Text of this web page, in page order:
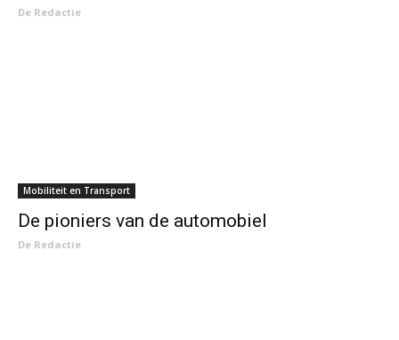
De Redactie
Mobiliteit en Transport
De pioniers van de automobiel
De Redactie